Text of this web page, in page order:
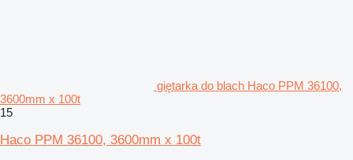
giętarka do blach Haco PPM 36100,
3600mm x 100t
15
Haco PPM 36100, 3600mm x 100t